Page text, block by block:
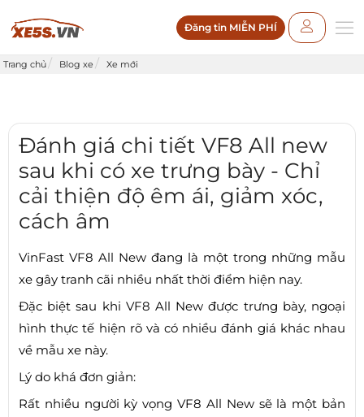
Đăng tin MIỄN PHÍ
Trang chủ Blog xe Xe mới
Đánh giá chi tiết VF8 All new
sau khi có xe trưng bày - Chỉ
cải thiện độ êm ái, giảm xóc,
cách âm
VinFast VF8 All New đang là một trong những mẫu
xe gây tranh cãi nhiều nhất thời điểm hiện nay.
Đặc biệt sau khi VF8 All New được trưng bày, ngoại
hình thực tế hiện rõ và có nhiều đánh giá khác nhau
về mẫu xe này.
Lý do khá đơn giản:
Rất nhiều người kỳ vọng VF8 All New sẽ là một bản